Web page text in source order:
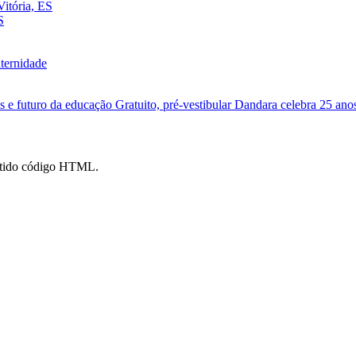
ES
e futuro da educação Gratuito, pré-vestibular Dandara celebra 25
código HTML.